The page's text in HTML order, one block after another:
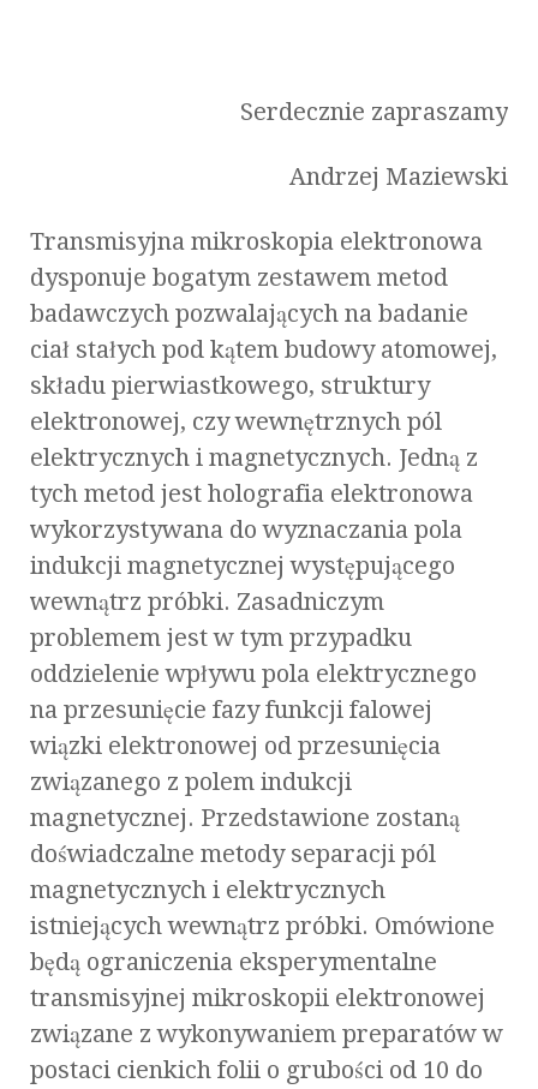
Serdecznie zapraszamy
Andrzej Maziewski
Transmisyjna mikroskopia elektronowa
dysponuje bogatym zestawem metod
badawczych pozwalających na badanie
ciał stałych pod kątem budowy atomowej,
składu pierwiastkowego, struktury
elektronowej, czy wewnętrznych pól
elektrycznych i magnetycznych. Jedną z
tych metod jest holografia elektronowa
wykorzystywana do wyznaczania pola
indukcji magnetycznej występującego
wewnątrz próbki. Zasadniczym
problemem jest w tym przypadku
oddzielenie wpływu pola elektrycznego
na przesunięcie fazy funkcji falowej
wiązki elektronowej od przesunięcia
związanego z polem indukcji
magnetycznej. Przedstawione zostaną
doświadczalne metody separacji pól
magnetycznych i elektrycznych
istniejących wewnątrz próbki. Omówione
będą ograniczenia eksperymentalne
transmisyjnej mikroskopii elektronowej
związane z wykonywaniem preparatów w
postaci cienkich folii o grubości od 10 do